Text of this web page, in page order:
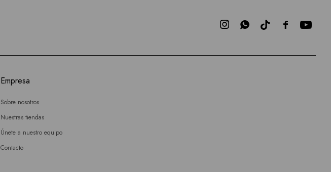

 
Empresa
Sobre nosotros
Nuestras tiendas
Únete a nuestro equipo
Contacto